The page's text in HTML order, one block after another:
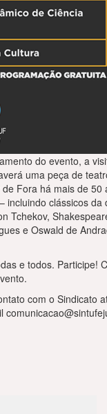
do evento, a
uma peça de
Fora há mais de 50
incluindo clássicos da
Tchekov,
e Oswald de
e todos. Participe!
com o Sindicato